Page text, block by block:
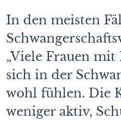
In den meisten
„Viele Frauen mit
sich in der
wohl fühlen. Die
weniger aktiv,